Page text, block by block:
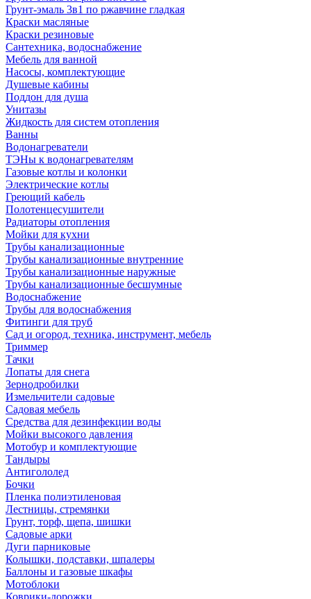
Грунт-эмаль 3в1 по ржавчине гладкая
Краски масляные
Краски резиновые
Сантехника, водоснабжение
Мебель для ванной
Насосы, комплектующие
Душевые кабины
Поддон для душа
Унитазы
Жидкость для систем отопления
Ванны
Водонагреватели
ТЭНы к водонагревателям
Газовые котлы и колонки
Электрические котлы
Греющий кабель
Полотенцесушители
Радиаторы отопления
Мойки для кухни
Трубы канализационные
Трубы канализационные внутренние
Трубы канализационные наружные
Трубы канализационные бесшумные
Водоснабжение
Трубы для водоснабжения
Фитинги для труб
Сад и огород, техника, инструмент, мебель
Триммер
Тачки
Лопаты для снега
Зернодробилки
Измельчители садовые
Садовая мебель
Средства для дезинфекции воды
Мойки высокого давления
Мотобур и комплектующие
Тандыры
Антигололед
Бочки
Пленка полиэтиленовая
Лестницы, стремянки
Грунт, торф, щепа, шишки
Садовые арки
Дуги парниковые
Колышки, подставки, шпалеры
Баллоны и газовые шкафы
Мотоблоки
Коврики-дорожки